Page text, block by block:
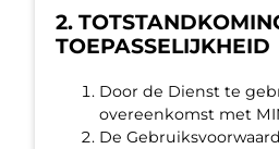
2.
TOEPASSELIJKHEID
Door de Dienst te
overeenkomst met
De